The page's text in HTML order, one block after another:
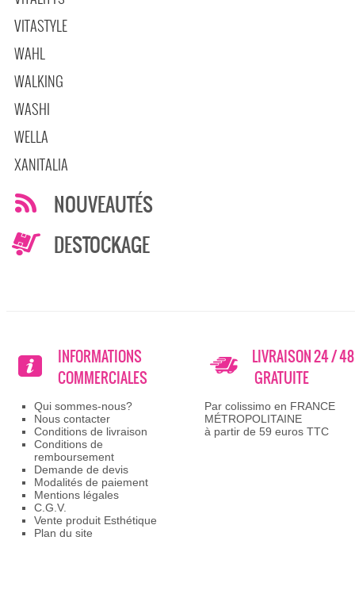
VITASTYLE
WAHL
WALKING
WASHI
WELLA
XANITALIA
NOUVEAUTÉS
DESTOCKAGE
INFORMATIONS
COMMERCIALES
Qui sommes-nous?
Nous contacter
Conditions de livraison
Conditions de
remboursement
Demande de devis
Modalités de paiement
Mentions légales
C.G.V.
Vente produit Esthétique
Plan du site
LIVRAISON 24 /
GRATUITE
Par colissimo en FRANCE
MÉTROPOLITAINE
à partir de 59 euros TTC